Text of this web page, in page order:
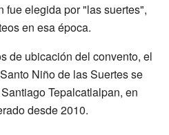
fue elegida por "las suertes",
en esa época.
de ubicación del convento, el
Niño de las Suertes se
Tepalcatlalpan, en
desde 2010.